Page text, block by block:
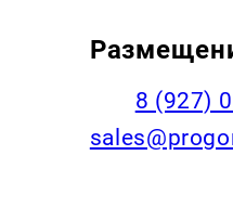
8 (927)